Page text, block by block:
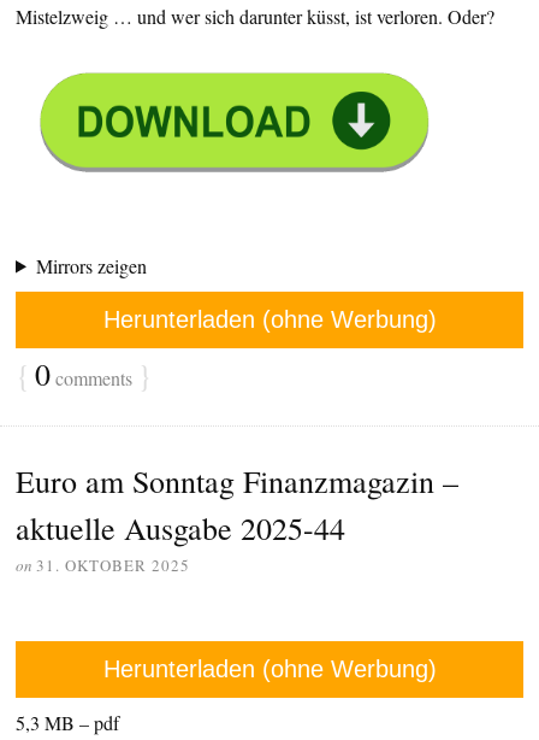
Mistelzweig … und wer sich darunter küsst, ist verloren. Oder?
Mirrors zeigen
Herunterladen (ohne Werbung)
{ 0comments }
Euro am Sonntag Finanzmagazin –
aktuelle Ausgabe 2025-44
on 31. OKTOBER 2025
Herunterladen (ohne Werbung)
5,3 MB – pdf